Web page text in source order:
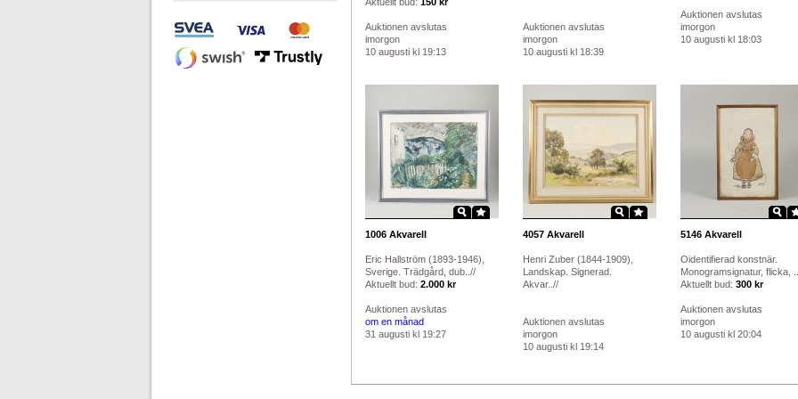
Auktionen avslutas
imorgon
10 augusti kl 19:13
Auktionen avslutas
imorgon
10 augusti kl 18:39
Auktionen avslutas
imorgon
10 augusti kl 18:03
1006Akvarell
Eric Hallström (1893-1946),
Sverige. Trädgård, dub..//
Aktuellt bud: 2.000 kr
Auktionen avslutas
om en månad
31 augusti kl 19:27
4057Akvarell
Henri Zuber (1844-1909),
Landskap. Signerad.
Akvar..//
Auktionen avslutas
imorgon
10 augusti kl 19:14
5146Akvarell
Oidentifierad konstnär.
Monogramsignatur, flicka,
Aktuellt bud: 300 kr
Auktionen avslutas
imorgon
10 augusti kl 20:04